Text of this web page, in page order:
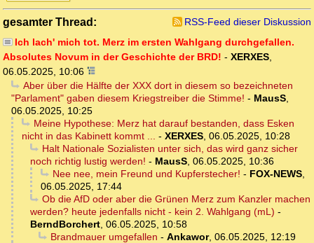
gesamter Thread:
RSS-Feed dieser Diskussion
Ich lach' mich tot. Merz im ersten Wahlgang durchgefallen.
Absolutes Novum in der Geschichte der BRD! - XERXES,
06.05.2025, 10:06
Aber über die Hälfte der XXX dort in diesem so bezeichneten
"Parlament" gaben diesem Kriegstreiber die Stimme! - MausS,
06.05.2025, 10:25
Meine Hypothese: Merz hat darauf bestanden, dass Esken
nicht in das Kabinett kommt ... - XERXES, 06.05.2025, 10:28
Halt Nationale Sozialisten unter sich, das wird ganz sicher
noch richtig lustig werden! - MausS, 06.05.2025, 10:36
Nee nee, mein Freund und Kupferstecher! - FOX-NEWS,
06.05.2025, 17:44
Ob die AfD oder aber die Grünen Merz zum Kanzler machen
werden? heute jedenfalls nicht - kein 2. Wahlgang (mL) -
BerndBorchert, 06.05.2025, 10:58
Brandmauer umgefallen - Ankawor, 06.05.2025, 12:19